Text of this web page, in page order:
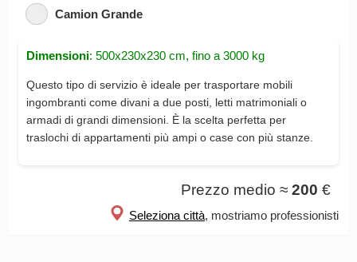
Camion Grande
Dimensioni: 500x230x230 cm, fino a 3000 kg
Questo tipo di servizio è ideale per trasportare mobili
ingombranti come divani a due posti, letti matrimoniali o
armadi di grandi dimensioni. È la scelta perfetta per
traslochi di appartamenti più ampi o case con più stanze.
Prezzo medio ≈ 200 €
Seleziona città, mostriamo professionisti